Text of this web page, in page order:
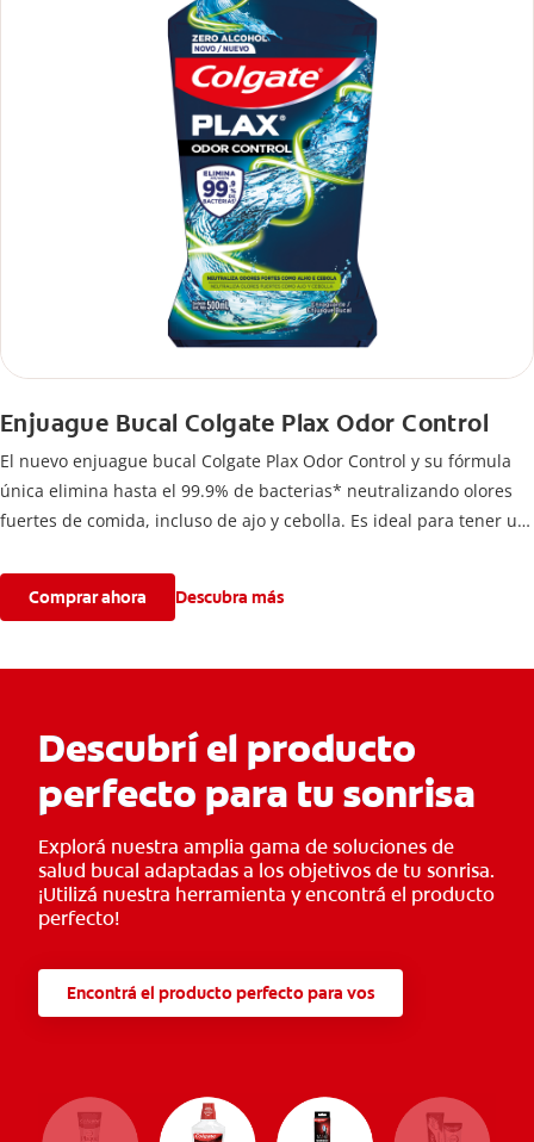
Enjuague Bucal Colgate Plax Odor Control
El nuevo enjuague bucal Colgate Plax Odor Control y su fórmula
única elimina hasta el 99.9% de bacterias* neutralizando olores
fuertes de comida, incluso de ajo y cebolla. Es ideal para tener un
Comprar ahora Descubra más
Descubrí el producto
perfecto para tu sonrisa
Explorá nuestra amplia gama de soluciones de
salud bucal adaptadas a los objetivos de tu sonrisa.
¡Utilizá nuestra herramienta y encontrá el producto
perfecto!
Encontrá el producto perfecto para vos